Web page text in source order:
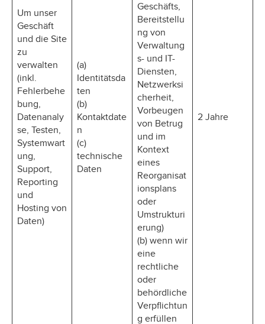
Um unser
Geschäft
und die Site
zu
verwalten
(inkl.
Fehlerbehe
bung,
Datenanaly
se, Testen,
Systemwart
ung,
Support,
Reporting
und
Hosting von
Daten)
(a)
Identitätsda
ten
(b)
Kontaktdate
n
(c)
technische
Daten
Geschäfts,
Bereitstellu
ng von
Verwaltung
s- und IT-
Diensten,
Netzwerksi
cherheit,
Vorbeugen
von Betrug
und im
Kontext
eines
Reorganisat
ionsplans
oder
Umstrukturi
erung)
(b) wenn wir
eine
rechtliche
oder
behördliche
Verpflichtun
g erfüllen
2 Jahre